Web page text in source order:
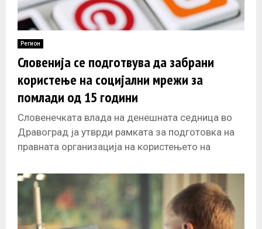
Регион
Словенија се подготвува да забрани
користење на социјални мрежи за
помлади од 15 години
Словенечката влада на денешната седница во
Дравоград ја утврди рамката за подготовка на
правната организација на користењето на